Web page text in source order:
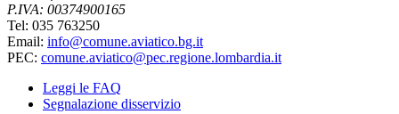
P.IVA: 00374900165
Tel: 035 763250
Email: info@comune.aviatico.bg.it
PEC: comune.aviatico@pec.regione.lombardia.it
Leggi le FAQ
Segnalazione disservizio